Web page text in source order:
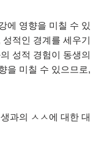
에 영향을 미칠 수 있
적인 경계를 세우기
성적 경험이 동생의
을 미칠 수 있으므로,
과의 ㅅㅅ에 대한 대